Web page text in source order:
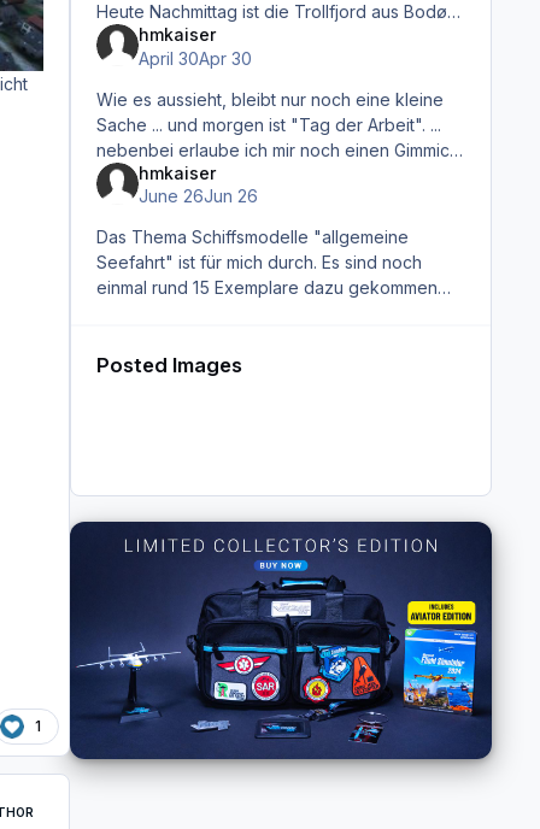
1
Heute Nachmittag ist die Trollfjord aus Bodø
ausgelaufen. Dazu verkehren auf den kurzen
Fährrouten entlang der Westküste No
hmkaiser
April 30Apr 30
Wie es aussieht, bleibt nur noch eine kleine
Sache ... und morgen ist "Tag der Arbeit". ...
nebenbei erlaube ich mir noch einen Gimmick:
Bisher gab es nur den einen großen Costa-
Kreuzfahrer in meiner
hmkaiser
June 26Jun 26
Das Thema Schiffsmodelle "allgemeine
Seefahrt" ist für mich durch. Es sind noch
einmal rund 15 Exemplare dazu gekommen
Posted Images